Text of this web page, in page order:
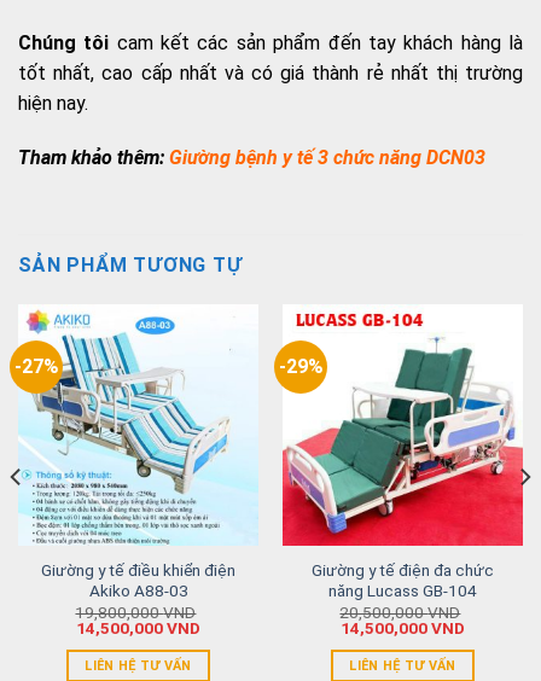
Chúng tôi cam kết các sản phẩm đến tay khách hàng là
tốt nhất, cao cấp nhất và có giá thành rẻ nhất thị trường
hiện nay.
Tham khảo thêm: Giường bệnh y tế 3 chức năng DCN03
SẢN PHẨM TƯƠNG TỰ
-27%
Giường y tế điều khiển điện
Akiko A88-03
19,800,000VND
14,500,000VND
LIÊN HỆ TƯ VẤN
-29%
Giường y tế điện đa chức
năng Lucass GB-104
20,500,000VND
14,500,000VND
LIÊN HỆ TƯ VẤN